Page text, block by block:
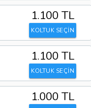
1.100 TL
KOLTUK SEÇİN
1.100 TL
KOLTUK SEÇİN
1.000 TL